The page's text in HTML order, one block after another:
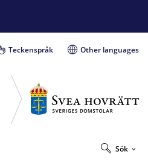
Teckenspråk Other languages
Sök